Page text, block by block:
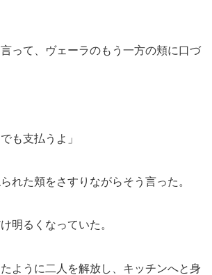
って、ヴェーラのもう一方の頬に口づ
も支払うよ」
れた頬をさすりながらそう言った。
明るくなっていた。
ように二人を解放し、キッチンへと身